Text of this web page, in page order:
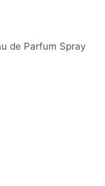
de Parfum Spray